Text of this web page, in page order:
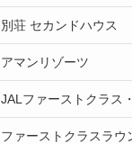
別荘 セカンドハウス
アマンリゾーツ
JALファーストクラス
ファーストクラスラウ